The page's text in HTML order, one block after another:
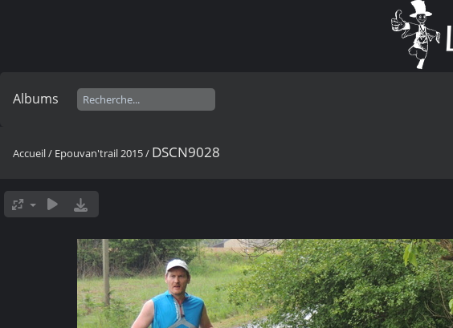
Albums
Accueil/ Epouvan'trail 2015/ DSCN9028